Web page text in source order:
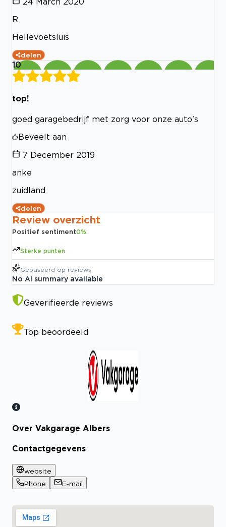
R
Hellevoetsluis
delen
10
top!
goed garagebedrijf met zorg voor onze auto's
Beveelt aan
7 December 2019
anke
zuidland
delen
Review overzicht
Positief sentiment0%
Sterke punten
Gebaseerd op reviews
No AI summary available
Geverifieerde reviews
Top beoordeeld
Bekijk certificaat
Over Vakgarage Albers
Contactgegevens
website
Phone
E-mail